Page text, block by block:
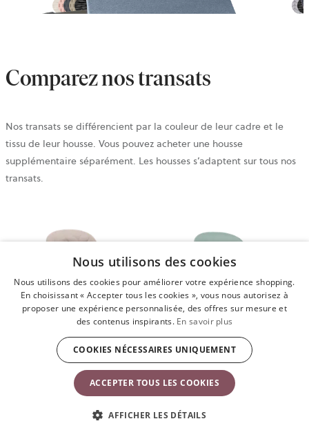
Comparez nos transats
Nos transats se différencient par la couleur de leur cadre et le
tissu de leur housse. Vous pouvez acheter une housse
supplémentaire séparément. Les housses s’adaptent sur tous nos
transats.
Transat Bliss
Transat Balance Soft
Transat Balance Soft
Nous utilisons des cookies
Nous utilisons des cookies pour améliorer votre expérience shopping.
En choisissant « Accepter tous les cookies », vous nous autorisez à
proposer une expérience personnalisée, des offres sur mesure et
des contenus inspirants. En savoir plus
ACCEPTER TOUS LES COOKIES
COOKIES NÉCESSAIRES UNIQUEMENT
AFFICHER LES DÉTAILS